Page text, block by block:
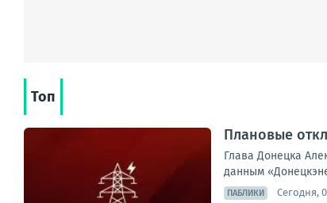
Топ
Плановые
Глава Донецка
данным
ПАБЛИКИ Сегодня,